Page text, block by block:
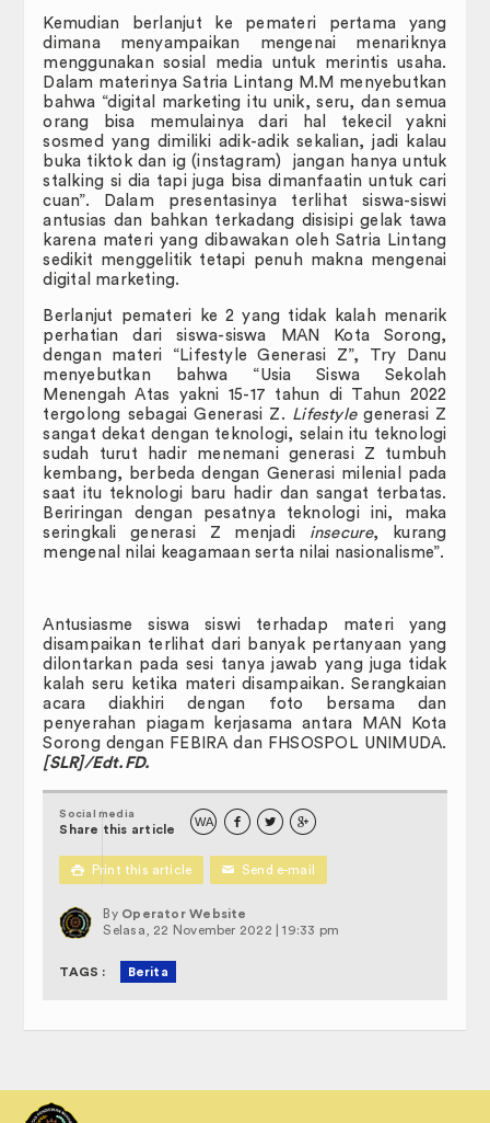
DOWNLOAD
E-Certificate
Perpustakaan Digital
Pengurusan Surat
Panduan
Formulir
Surat Keputusan
Hubungi Kami
Pedoman dan Peraturan
KUMPULAN SOP (STANDARD
OPERATING PROCEDURE)
Kemudian berlanjut ke pemateri pertama yang
dimana menyampaikan mengenai menariknya
menggunakan sosial media untuk merintis usaha.
Dalam materinya Satria Lintang M.M menyebutkan
bahwa “digital marketing itu unik, seru, dan semua
orang bisa memulainya dari hal tekecil yakni
sosmed yang dimiliki adik-adik sekalian, jadi kalau
buka tiktok dan ig (instagram) jangan hanya untuk
stalking si dia tapi juga bisa dimanfaatin untuk cari
cuan”. Dalam presentasinya terlihat siswa-siswi
antusias dan bahkan terkadang disisipi gelak tawa
karena materi yang dibawakan oleh Satria Lintang
sedikit menggelitik tetapi penuh makna mengenai
digital marketing.
Berlanjut pemateri ke 2 yang tidak kalah menarik
perhatian dari siswa-siswa MAN Kota Sorong,
dengan materi “Lifestyle Generasi Z”, Try Danu
menyebutkan bahwa “Usia Siswa Sekolah
Menengah Atas yakni 15-17 tahun di Tahun 2022
tergolong sebagai Generasi Z. Lifestylegenerasi Z
sangat dekat dengan teknologi, selain itu teknologi
sudah turut hadir menemani generasi Z tumbuh
kembang, berbeda dengan Generasi milenial pada
saat itu teknologi baru hadir dan sangat terbatas.
Beriringan dengan pesatnya teknologi ini, maka
seringkali generasi Z menjadi insecure, kurang
mengenal nilai keagamaan serta nilai nasionalisme”.
Antusiasme siswa siswi terhadap materi yang
disampaikan terlihat dari banyak pertanyaan yang
dilontarkan pada sesi tanya jawab yang juga tidak
kalah seru ketika materi disampaikan. Serangkaian
acara diakhiri dengan foto bersama dan
penyerahan piagam kerjasama antara MAN Kota
Sorong dengan FEBIRA dan FHSOSPOL UNIMUDA.
[SLR]/Edt.FD.
Social media
Share this article
WA   
 Print this article ✉ Send e-mail
By Operator Website
Selasa, 22 November 2022 | 19:33 pm
TAGS : Berita